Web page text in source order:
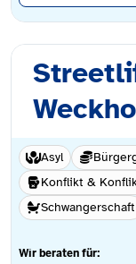
Asyl
Konflikt &
Schwangerschaft
Wir beraten für: